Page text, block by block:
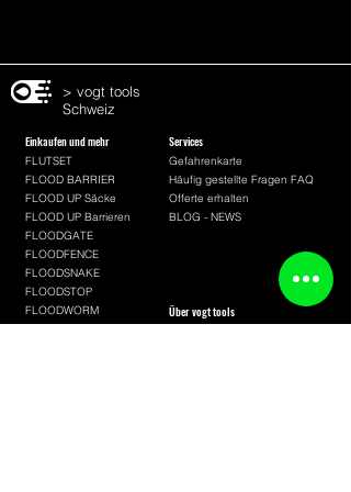
> vogt tools
Schweiz
Einkaufen und mehr
FLUTSET
FLOOD BARRIER
FLOOD UP Säcke
FLOOD UP Barrieren
FLOODGATE
FLOODFENCE
FLOODSNAKE
FLOODSTOP
FLOODWORM
FLOODFOX
Services
Gefahrenkarte
Häufig gestellte Fragen FAQ
Offerte erhalten
BLOG - NEWS
Über vogt tools